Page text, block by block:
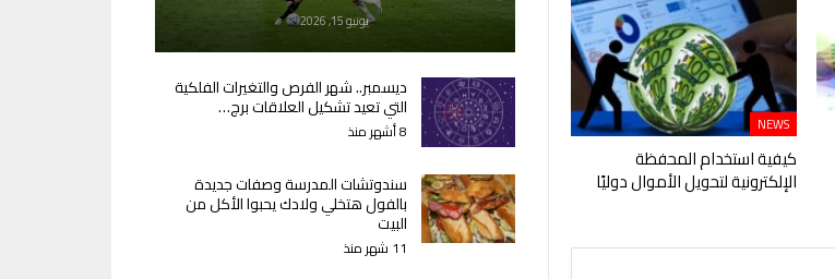
NEWS
كيفية استخدام المحفظة
الإلكترونية لتحويل الأموال دوليًا
يونيو 15, 2026
ديسمبر.. شهر الفرص والتغيرات الفلكية
التي تعيد تشكيل العلاقات برج…
8 أشهر منذ
سندوتشات المدرسة وصفات جديدة
بالفول هتخلي ولادك يحبوا الأكل من
البيت
11 شهر منذ